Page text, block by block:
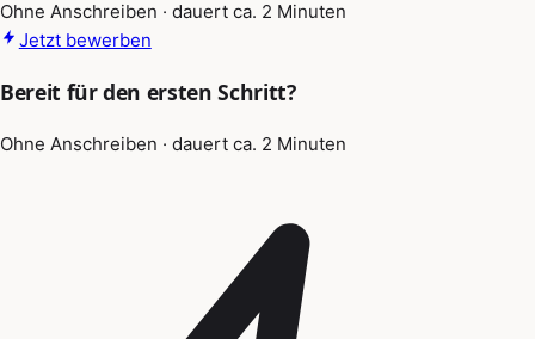
Ohne Anschreiben · dauert ca. 2 Minuten
Jetzt bewerben
Bereit für den ersten Schritt?
Ohne Anschreiben · dauert ca. 2 Minuten